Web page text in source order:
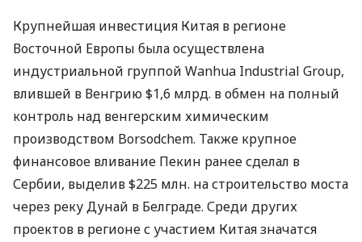
Крупнейшая инвестиция Китая в регионе
Восточной Европы была осуществлена
индустриальной группой Wanhua Industrial Group,
влившей в Венгрию $1,6 млрд. в обмен на полный
контроль над венгерским химическим
производством Borsodchem. Также крупное
финансовое вливание Пекин ранее сделал в
Сербии, выделив $225 млн. на строительство моста
через реку Дунай в Белграде. Среди других
проектов в регионе с участием Китая значатся